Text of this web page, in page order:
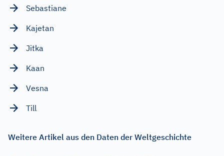
Sebastiane
Kajetan
Jitka
Kaan
Vesna
Till
Weitere Artikel aus den Daten der Weltgeschichte